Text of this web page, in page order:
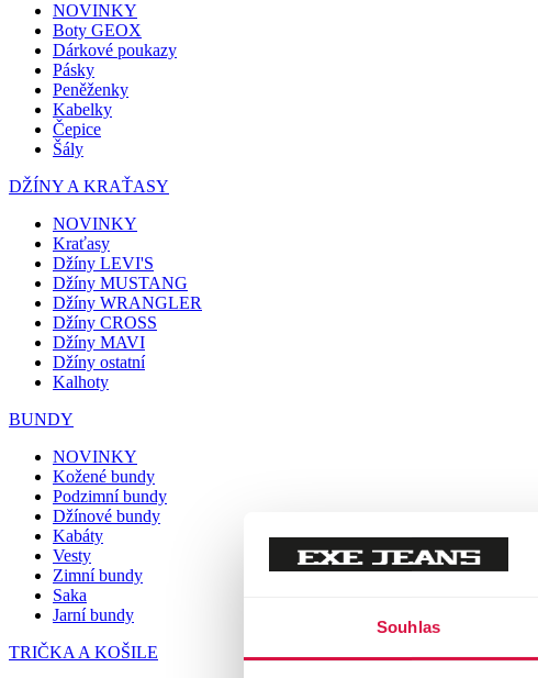
Souhlas
NOVINKY
Boty GEOX
Dárkové poukazy
Pásky
Peněženky
Kabelky
Čepice
Šály
DŽÍNY A KRAŤASY
NOVINKY
Kraťasy
Džíny LEVI'S
Džíny MUSTANG
Džíny WRANGLER
Džíny CROSS
Džíny MAVI
Džíny ostatní
Kalhoty
BUNDY
NOVINKY
Kožené bundy
Podzimní bundy
Džínové bundy
Kabáty
Vesty
Zimní bundy
Saka
Jarní bundy
TRIČKA A KOŠILE